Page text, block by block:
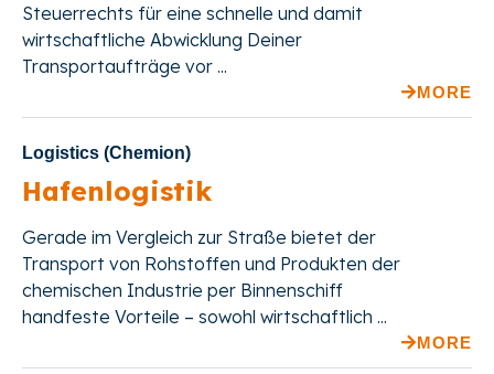
Steuerrechts für eine schnelle und damit
wirtschaftliche Abwicklung Deiner
Transportaufträge vor ...
MORE
Logistics (Chemion)
Hafenlogistik
Gerade im Vergleich zur Straße bietet der
Transport von Rohstoffen und Produkten der
chemischen Industrie per Binnenschiff
handfeste Vorteile – sowohl wirtschaftlich ...
MORE